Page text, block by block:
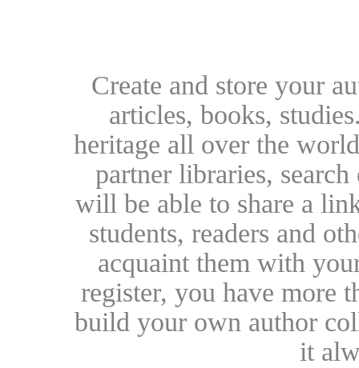
Create and store your
articles, books,
heritage all over the
partner libraries,
will be able to share a
students, readers and
acquaint them with
register, you have more
build your own author
it